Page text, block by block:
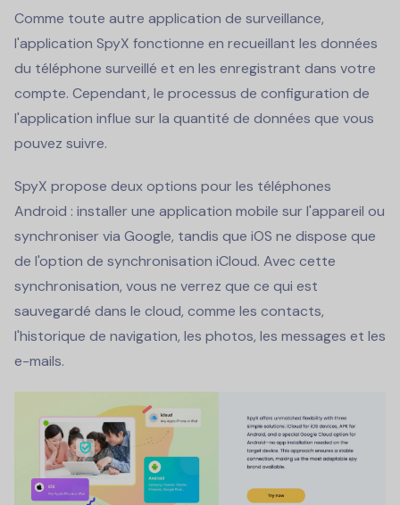
Comme toute autre application de surveillance,
l'application SpyX fonctionne en recueillant les données
du téléphone surveillé et en les enregistrant dans votre
compte. Cependant, le processus de configuration de
l'application influe sur la quantité de données que vous
pouvez suivre.
SpyX propose deux options pour les téléphones
Android : installer une application mobile sur l'appareil ou
synchroniser via Google, tandis que iOS ne dispose que
de l'option de synchronisation iCloud. Avec cette
synchronisation, vous ne verrez que ce qui est
sauvegardé dans le cloud, comme les contacts,
l'historique de navigation, les photos, les messages et les
e-mails.